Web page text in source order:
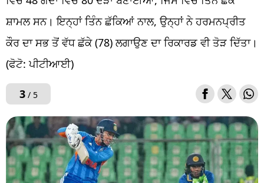
ਸ਼ਾਮਲ ਸਨ। ਇਨ੍ਹਾਂ ਤਿੰਨ ਛੱਕਿਆਂ ਨਾਲ, ਉਨ੍ਹਾਂ ਨੇ ਹਰਮਨਪ੍ਰੀਤ
ਕੌਰ ਦਾ ਸਭ ਤੋਂ ਵੱਧ ਛੱਕੇ (78) ਲਗਾਉਣ ਦਾ ਰਿਕਾਰਡ ਵੀ ਤੋੜ ਦਿੱਤਾ।
(ਫੋਟੋ: ਪੀਟੀਆਈ)
3/ 5